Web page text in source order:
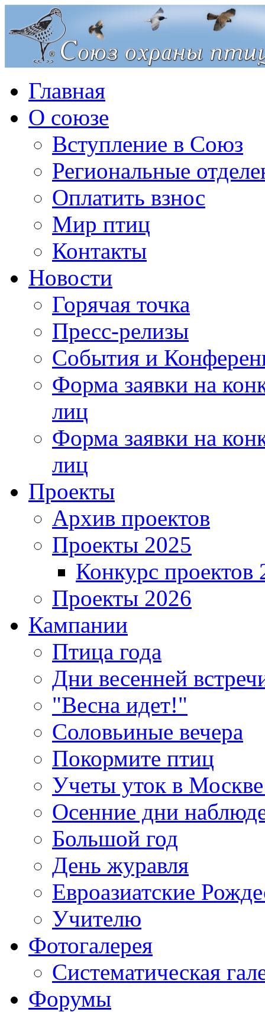
Главная
О союзе
Вступление в Союз
Региональные
Оплатить взнос
Мир птиц
Контакты
Новости
Горячая точка
Пресс-релизы
События и
Форма заявки на
лиц
Форма заявки на
лиц
Проекты
Архив проектов
Проекты 2025
Конкурс проектов
Проекты 2026
Кампании
Птица года
Дни весенней
"Весна идет!"
Соловьиные вечера
Покормите птиц
Учеты уток в
Осенние дни
Большой год
День журавля
Евроазиатские
Учителю
Фотогалерея
Систематическая
Форумы